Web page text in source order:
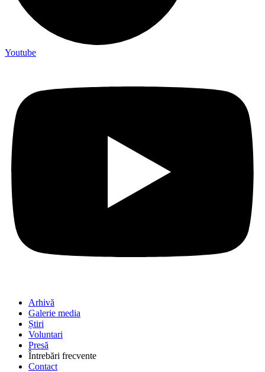
Youtube
Arhivă
Galerie media
Știri
Voluntari
Presă
Întrebări frecvente
Contact